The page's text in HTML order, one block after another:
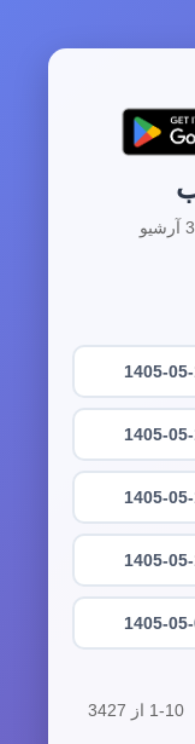
1405-
1405-
1405-
1405-
1405-
1-10 از 3427